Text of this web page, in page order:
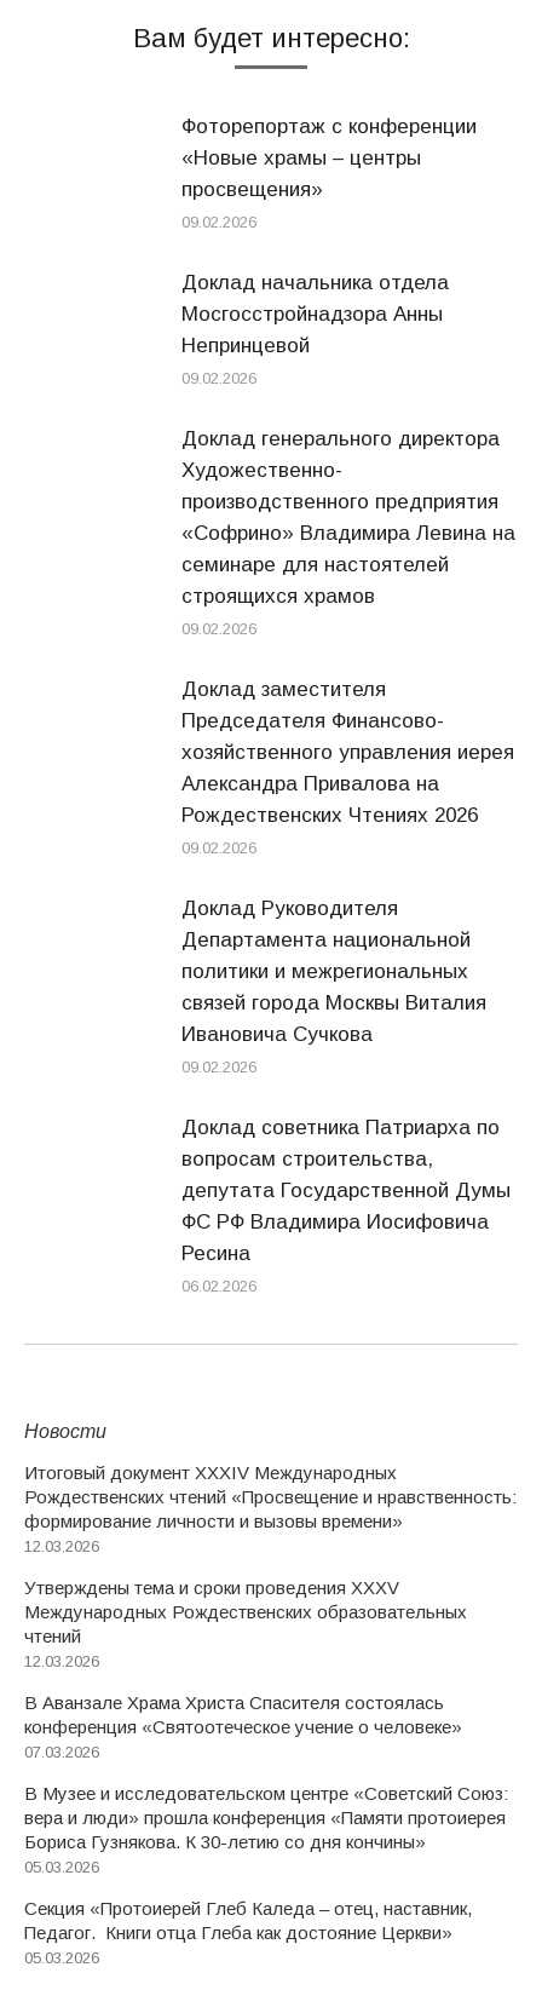
Вам будет интересно:
Фоторепортаж с конференции
«Новые храмы – центры
просвещения»
09.02.2026
Доклад начальника отдела
Мосгосстройнадзора Анны
Непринцевой
09.02.2026
Доклад генерального директора
Художественно-
производственного предприятия
«Софрино» Владимира Левина на
семинаре для настоятелей
строящихся храмов
09.02.2026
Доклад заместителя
Председателя Финансово-
хозяйственного управления иерея
Александра Привалова на
Рождественских Чтениях 2026
09.02.2026
Доклад Руководителя
Департамента национальной
политики и межрегиональных
связей города Москвы Виталия
Ивановича Сучкова
09.02.2026
Доклад советника Патриарха по
вопросам строительства,
депутата Государственной Думы
ФС РФ Владимира Иосифовича
Ресина
06.02.2026
Новости
Итоговый документ XXХIV Международных
Рождественских чтений «Просвещение и нравственность:
формирование личности и вызовы времени»
12.03.2026
Утверждены тема и сроки проведения XXXV
Международных Рождественских образовательных
чтений
12.03.2026
В Аванзале Храма Христа Спасителя состоялась
конференция «Святоотеческое учение о человеке»
07.03.2026
В Музее и исследовательском центре «Советский Союз:
вера и люди» прошла конференция «Памяти протоиерея
Бориса Гузнякова. К 30-летию со дня кончины»
05.03.2026
Секция «Протоиерей Глеб Каледа – отец, наставник,
Педагог. Книги отца Глеба как достояние Церкви»
05.03.2026